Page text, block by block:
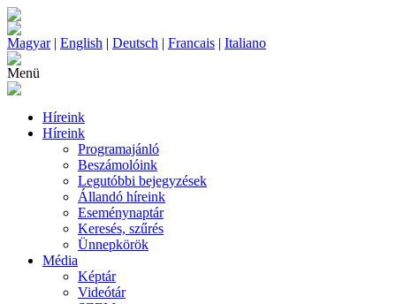
Magyar| English | Deutsch | Francais | Italiano
Menü
Híreink
Híreink
Programajánló
Beszámolóink
Legutóbbi bejegyzések
Állandó híreink
Eseménynaptár
Keresés, szűrés
Ünnepkörök
Média
Képtár
Videótár